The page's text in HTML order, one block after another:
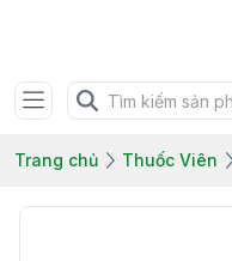
Trang chủ Thuốc Viên